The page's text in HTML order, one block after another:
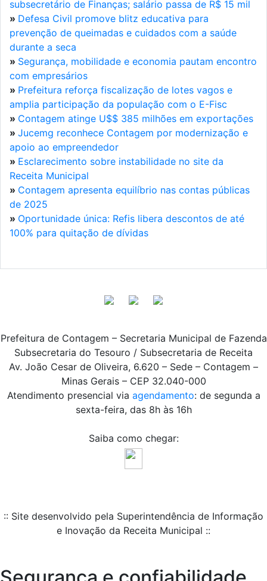
subsecretário de Finanças; salário passa de R$ 15 mil
» Defesa Civil promove blitz educativa para
prevenção de queimadas e cuidados com a saúde
durante a seca
» Segurança, mobilidade e economia pautam encontro
com empresários
» Prefeitura reforça fiscalização de lotes vagos e
amplia participação da população com o E-Fisc
» Contagem atinge U$$ 385 milhões em exportações
» Jucemg reconhece Contagem por modernização e
apoio ao empreendedor
» Esclarecimento sobre instabilidade no site da
Receita Municipal
» Contagem apresenta equilíbrio nas contas públicas
de 2025
» Oportunidade única: Refis libera descontos de até
100% para quitação de dívidas
Prefeitura de Contagem – Secretaria Municipal de Fazenda
Subsecretaria do Tesouro / Subsecretaria de Receita
Av. João Cesar de Oliveira, 6.620 – Sede – Contagem –
Minas Gerais – CEP 32.040-000
Atendimento presencial via agendamento: de segunda a
sexta-feira, das 8h às 16h
Saiba como chegar:
:: Site desenvolvido pela Superintendência de Informação
e Inovação da Receita Municipal ::